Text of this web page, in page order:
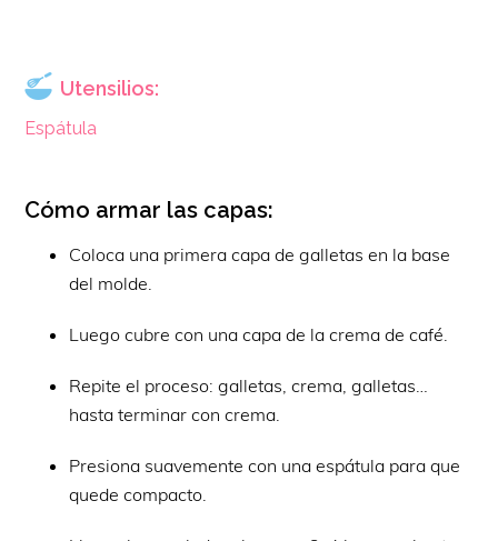
Utensilios:
Espátula
Cómo armar las capas:
Coloca una primera capa de galletas en la base
del molde.
Luego cubre con una capa de la crema de café.
Repite el proceso: galletas, crema, galletas…
hasta terminar con crema.
Presiona suavemente con una espátula para que
quede compacto.